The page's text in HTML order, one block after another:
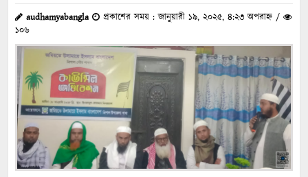
audhamyabangla
প্রকাশের সময় : জানুয়ারী ১৯, ২০২৫, ৪:২৩ অপরাহ্ন /
১০৬